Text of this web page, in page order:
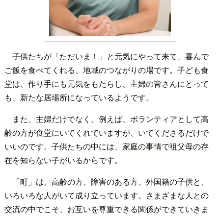
子供たちが「ただいま！」と元気にやって来て、喜んで
ご飯を食べてくれる、地域のつながりの場です。子ども食
堂は、作り手にも元気をもたらし、主婦の皆さんにとって
も、新たな居場所になっているようです。
また、主婦だけでなく、例えば、ボランティアとして高
齢の方が食堂にいてくれていますが、いてくださるだけで
いいのです。子供たちの中には、家庭の事情で祖父母の存
在を知らない子がいるからです。
「町」は、高齢の方、障害のある方、外国籍の子供と、
いろいろな人がいて成り立っています。さまざまな人との
交流の中でこそ、お互いを尊重できる関係ができていきま